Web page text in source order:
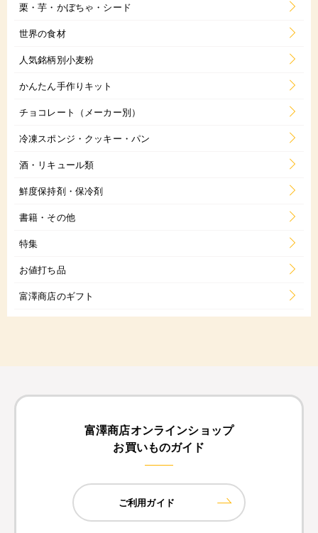
栗・芋・かぼちゃ・シード
世界の食材
人気銘柄別小麦粉
かんたん手作りキット
チョコレート（メーカー別）
冷凍スポンジ・クッキー・パン
酒・リキュール類
鮮度保持剤・保冷剤
書籍・その他
特集
お値打ち品
富澤商店のギフト
富澤商店オンラインショップ
お買いものガイド
ご利用ガイド